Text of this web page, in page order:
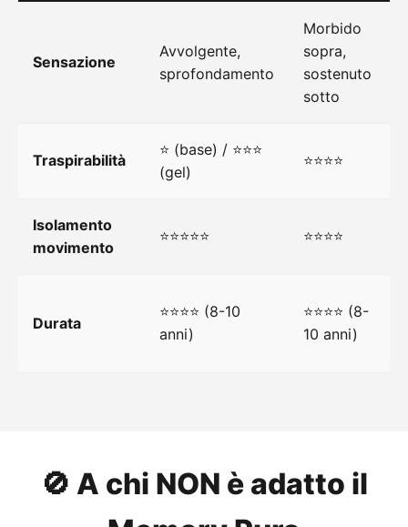
Sensazione
Avvolgente,
sprofondamento
Morbido
sopra,
sostenuto
sotto
Traspirabilità
⭐ (base) / ⭐⭐⭐
(gel)
⭐⭐⭐⭐
Isolamento
movimento
⭐⭐⭐⭐⭐ ⭐⭐⭐⭐
Durata
⭐⭐⭐⭐ (8-10
anni)
⭐⭐⭐⭐ (8-
10 anni)
🚫 A chi NON è adatto il